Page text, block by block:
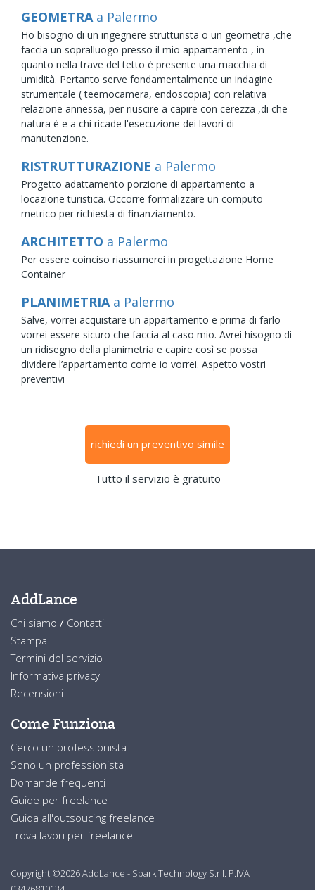
GEOMETRA a Palermo
Ho bisogno di un ingegnere strutturista o un geometra ,che
faccia un sopralluogo presso il mio appartamento , in
quanto nella trave del tetto è presente una macchia di
umidità. Pertanto serve fondamentalmente un indagine
strumentale ( teemocamera, endoscopia) con relativa
relazione annessa, per riuscire a capire con cerezza ,di che
natura è e a chi ricade l'esecuzione dei lavori di
manutenzione.
RISTRUTTURAZIONE a Palermo
Progetto adattamento porzione di appartamento a
locazione turistica. Occorre formalizzare un computo
metrico per richiesta di finanziamento.
ARCHITETTO a Palermo
Per essere coinciso riassumerei in progettazione Home
Container
PLANIMETRIA a Palermo
Salve, vorrei acquistare un appartamento e prima di farlo
vorrei essere sicuro che faccia al caso mio. Avrei hisogno di
un ridisegno della planimetria e capire così se possa
dividere l’appartamento come io vorrei. Aspetto vostri
preventivi
richiedi un preventivo simile
Tutto il servizio è gratuito
AddLance
Chi siamo / Contatti
Stampa
Termini del servizio
Informativa privacy
Recensioni
Come Funziona
Cerco un professionista
Sono un professionista
Domande frequenti
Guide per freelance
Guida all'outsoucing freelance
Trova lavori per freelance
Copyright ©2026 AddLance - Spark Technology S.r.l. P.IVA